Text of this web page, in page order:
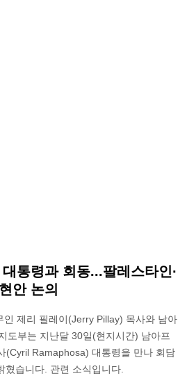
통령과 회동...팔레스타인·
안 논의
제리 필레이(Jerry Pillay) 목사와 남아
도부는 지난달 30일(현지시간) 남아프
(Cyril Ramaphosa) 대통령을 만나 회담
혔습니다. 관련 소식입니다.